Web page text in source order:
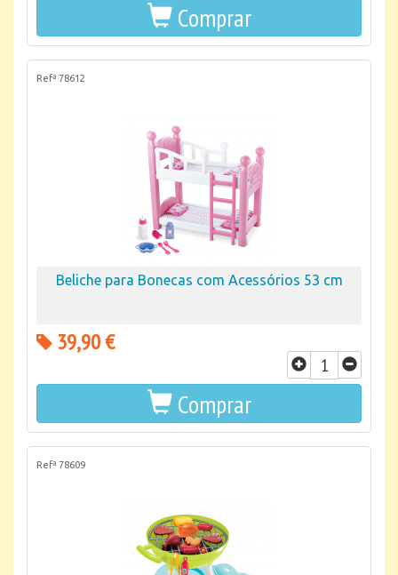
Comprar
Refª 78612
Beliche para Bonecas com Acessórios 53 cm
39,90 €
Comprar
Refª 78609